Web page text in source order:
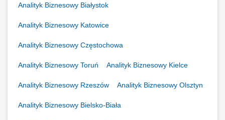
Analityk Biznesowy Białystok
Analityk Biznesowy Katowice
Analityk Biznesowy Częstochowa
Analityk Biznesowy Toruń Analityk Biznesowy Kielce
Analityk Biznesowy Rzeszów Analityk Biznesowy Olsztyn
Analityk Biznesowy Bielsko-Biała